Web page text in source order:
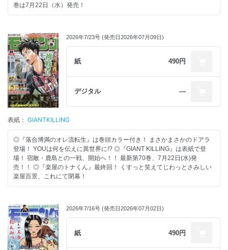
巻は7月22日（水）発売！
2026年7/23号 (発売日2026年07月09日)
紙 490円
デジタル ―
表紙： GIANTKILLING
◎『落合博満のオレ流転生』は巻頭カラー付き！ まさかまさかのドアラ
登場！ YOUは何を伝えに異世界に!? ◎『GIANT KILLING』は表紙で登
場！ 宿敵・鹿島との一戦、開始へ！！ 最新第70巻、7月22日(水)発
売！！ ◎『楽屋のトナくん』最終回！ くすっと笑えてじわっとさみしい
楽屋百景、これにて閉幕！
2026年7/16号 (発売日2026年07月02日)
紙 490円